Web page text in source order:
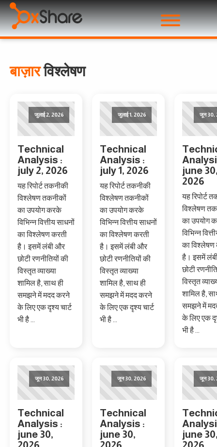
बाज़ारविश्लेषण
जुलाई 2, 2026
Technical
Analysis :
july 2, 2026
यह रिपोर्ट तकनीकी
विश्लेषण तकनीकों
का उपयोग करके
विभिन्न वित्तीय साधनों
का विश्लेषण करती
है। इसमें लंबी और
छोटी रणनीतियों की
विस्तृत व्याख्या
शामिल है, साथ ही
समझने में मदद करने
के लिए एक दृश्य चार्ट
भी है ...
जुलाई 1, 2026
Technical
Analysis :
july 1, 2026
यह रिपोर्ट तकनीकी
विश्लेषण तकनीकों
का उपयोग करके
विभिन्न वित्तीय साधनों
का विश्लेषण करती
है। इसमें लंबी और
छोटी रणनीतियों की
विस्तृत व्याख्या
शामिल है, साथ ही
समझने में मदद करने
के लिए एक दृश्य चार्ट
भी है ...
जून 30,
june
2026
यह रिपोर्ट
विश्लेषण
का उपयोग
विभिन्न
का विश्लेषण
है। इसमें
छोटी
विस्तृत
शामिल है,
समझने में
के लिए एक
भी है ...
जून 30, 2026
Technical
Analysis :
june 30,
2026
जून 30, 2026
Technical
Analysis :
june 30,
2026
जून 30,
june
2026